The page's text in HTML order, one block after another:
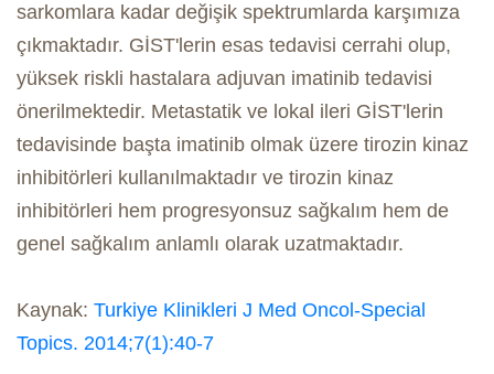
sarkomlara kadar değişik spektrumlarda karşımıza
çıkmaktadır. GİST'lerin esas tedavisi cerrahi olup,
yüksek riskli hastalara adjuvan imatinib tedavisi
önerilmektedir. Metastatik ve lokal ileri GİST'lerin
tedavisinde başta imatinib olmak üzere tirozin kinaz
inhibitörleri kullanılmaktadır ve tirozin kinaz
inhibitörleri hem progresyonsuz sağkalım hem de
genel sağkalım anlamlı olarak uzatmaktadır.
Kaynak: Turkiye Klinikleri J Med Oncol-Special
Topics. 2014;7(1):40-7